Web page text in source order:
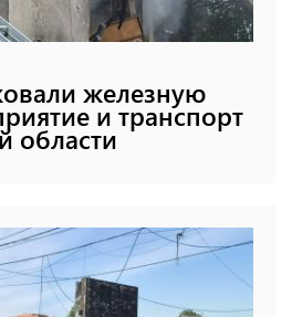
железную
и транспорт
области